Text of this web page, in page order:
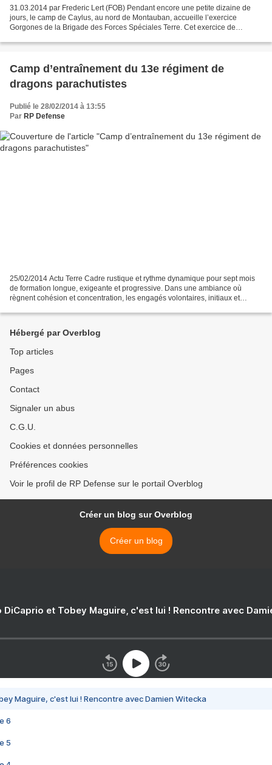
31.03.2014 par Frederic Lert (FOB) Pendant encore une petite dizaine de
jours, le camp de Caylus, au nord de Montauban, accueille l’exercice
Gorgones de la Brigade des Forces Spéciales Terre. Cet exercice de
Camp d’entraînement du 13e régiment de
dragons parachutistes
Publié le 28/02/2014 à 13:55
Par RP Defense
25/02/2014 Actu Terre Cadre rustique et rythme dynamique pour sept mois
de formation longue, exigeante et progressive. Dans une ambiance où
règnent cohésion et concentration, les engagés volontaires, initiaux et
Hébergé par Overblog
Top articles
Pages
Contact
Signaler un abus
C.G.U.
Cookies et données personnelles
Préférences cookies
Voir le profil de RP Defense sur le portail Overblog
Créer un blog sur Overblog
Créer un blog
DiCaprio et Tobey Maguire, c'est lui ! Rencontre avec
Maguire, c'est lui ! Rencontre avec Damien Witecka
6
5